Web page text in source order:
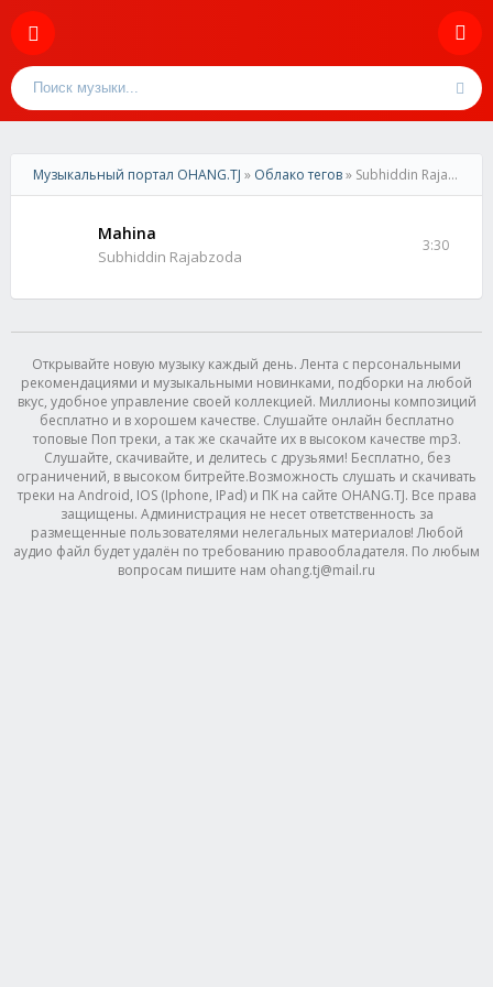
Музыкальный портал OHANG.TJ » Облако тегов» Subhiddin Rajabzoda
Mahina
Subhiddin Rajabzoda
3:30
Открывайте новую музыку каждый день. Лента с персональными
рекомендациями и музыкальными новинками, подборки на любой
вкус, удобное управление своей коллекцией. Миллионы композиций
бесплатно и в хорошем качестве. Слушайте онлайн бесплатно
топовые Поп треки, а так же скачайте их в высоком качестве mp3.
Слушайте, скачивайте, и делитесь с друзьями! Бесплатно, без
ограничений, в высоком битрейте.Возможность слушать и скачивать
треки на Android, IOS (Iphone, IPad) и ПК на сайте OHANG.TJ. Все права
защищены. Администрация не несет ответственность за
размещенные пользователями нелегальных материалов! Любой
аудио файл будет удалён по требованию правообладателя. По любым
вопросам пишите нам ohang.tj@mail.ru